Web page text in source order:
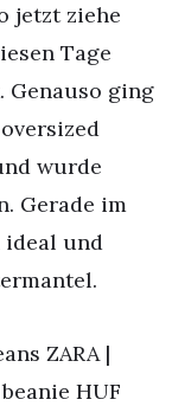
jetzt ziehe
Tage
Genauso ging
wurde
Gerade im
und
ZARA |
HUF